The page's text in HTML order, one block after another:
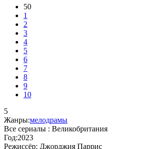
50
1
2
3
4
5
6
7
8
9
10
5
Жанры:мелодрамы
Все сериалы : Великобритания
Год:2023
Режиссёр: Джорджия Паррис